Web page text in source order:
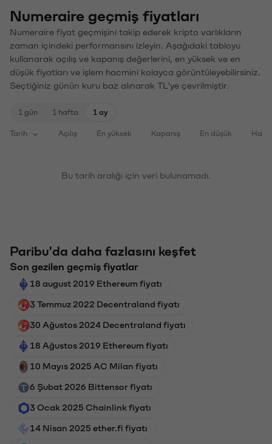
Numeraire geçmiş fiyatları
Numeraire fiyat geçmişini takip ederek kripto varlıkların
zaman içindeki performansını izleyin. Aşağıdaki tabloyu
kullanarak açılış ve kapanış değerlerini, en yüksek ve en
düşük fiyatları ve işlem hacmini kolayca görüntüleyebilirsiniz.
Seçtiğiniz günün kuru baz alınarak TL'ye çevrilmiştir.
1 gün 1 hafta 1 ay
Tarih Açılış En yüksek Kapanış En düşük
Bu tarih aralığı için veri bulunamadı.
Paribu'da daha fazlasını keşfet
Son gezilen geçmiş fiyatlar
18 august 2019 Ethereum fiyatı
3 Temmuz 2022 Decentraland fiyatı
30 Ağustos 2024 Decentraland fiyatı
18 Ağustos 2019 Ethereum fiyatı
10 Mayıs 2025 AC Milan fiyatı
6 Şubat 2026 Bittensor fiyatı
3 Ocak 2025 Chainlink fiyatı
14 Nisan 2025 ether.fi fiyatı